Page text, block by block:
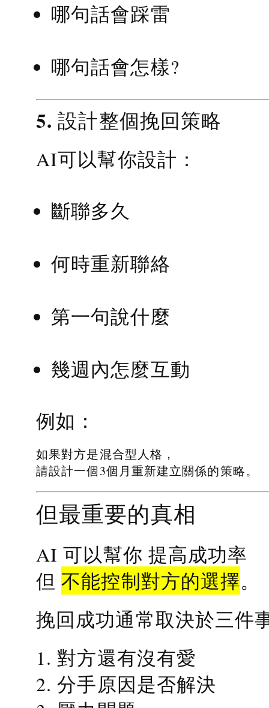
哪句話會踩雷
哪句話會怎樣?
5. 設計整個挽回策略
AI可以幫你設計：
斷聯多久
何時重新聯絡
第一句說什麼
幾週內怎麼互動
例如：
如果對方是混合型人格，
請設計一個3個月重新建立關係的策略。
但最重要的真相
AI 可以幫你 提高成功率
但不能控制對方的選擇。
挽回成功通常取決於三件
1. 對方還有沒有愛
2. 分手原因是否解決